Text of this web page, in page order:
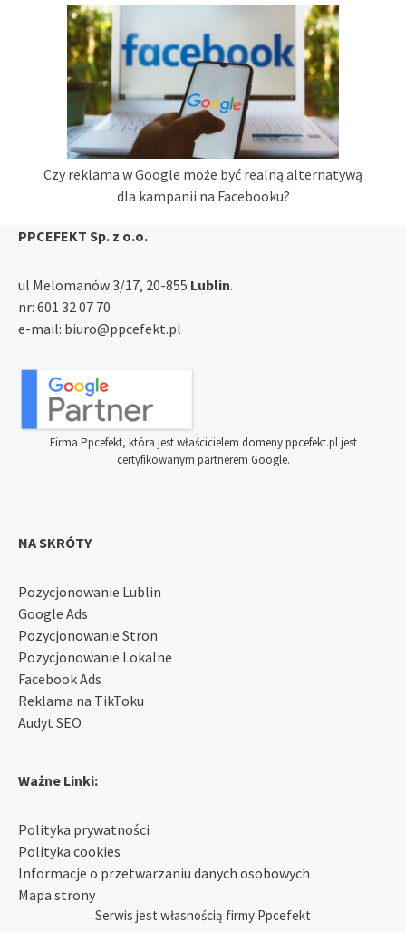
Czy reklama w Google może być realną alternatywą
dla kampanii na Facebooku?
PPCEFEKT Sp. z o.o.
ul Melomanów 3/17, 20-855 Lublin.
nr: 601 32 07 70
e-mail: biuro@ppcefekt.pl
Firma Ppcefekt, która jest właścicielem domeny ppcefekt.pl jest
certyfikowanym partnerem Google.
NA SKRÓTY
Pozycjonowanie Lublin
Google Ads
Pozycjonowanie Stron
Pozycjonowanie Lokalne
Facebook Ads
Reklama na TikToku
Audyt SEO
Ważne Linki:
Polityka prywatności
Polityka cookies
Informacje o przetwarzaniu danych osobowych
Mapa strony
Serwis jest własnością firmy Ppcefekt